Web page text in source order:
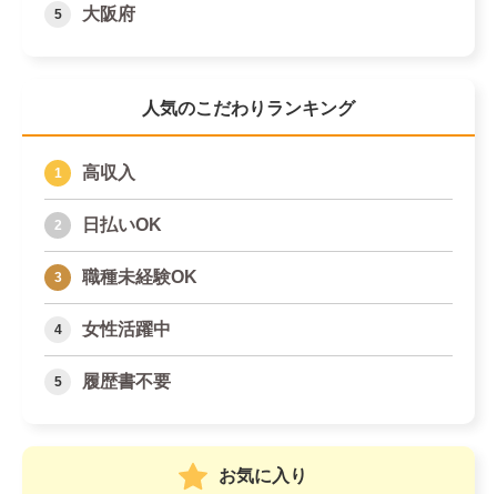
大阪府
人気のこだわりランキング
高収入
日払いOK
職種未経験OK
女性活躍中
履歴書不要
お気に入り